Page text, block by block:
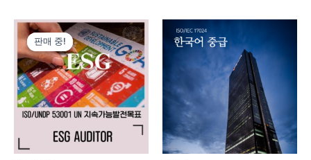
판매 중!
판매 중!
원
래
가
격:
1,680,000
원.
현
재
가
격:
1,100,000
원.